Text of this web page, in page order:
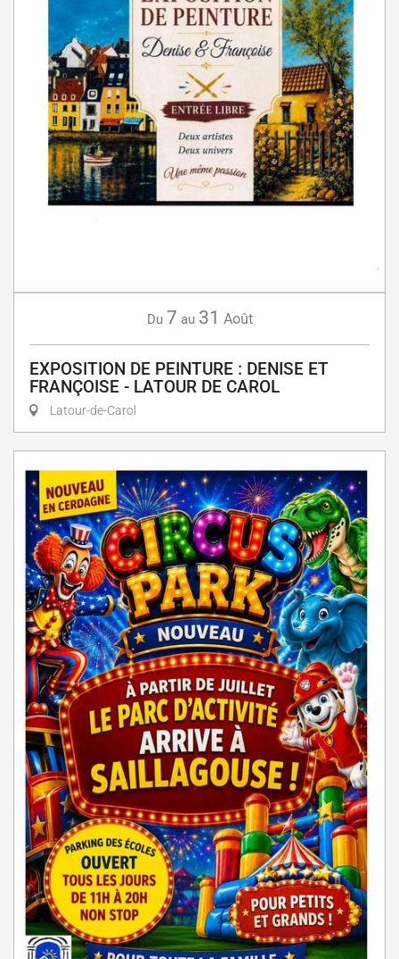
Du 7 au 31 Août
EXPOSITION DE PEINTURE : DENISE ET
FRANÇOISE - LATOUR DE CAROL
Latour-de-Carol